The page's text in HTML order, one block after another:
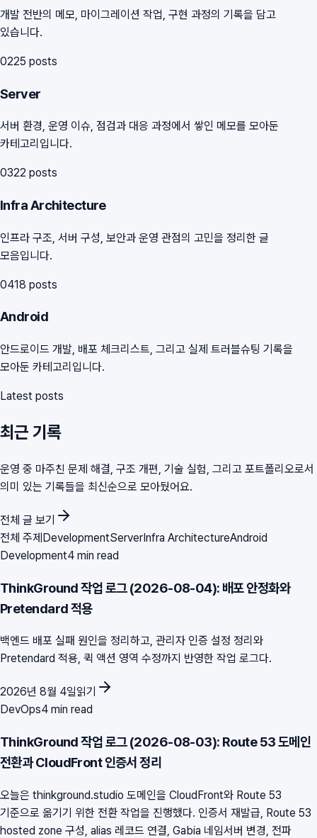
개발 전반의 메모, 마이그레이션 작업, 구현 과정의 기록을 담고
있습니다.
0225 posts
Server
서버 환경, 운영 이슈, 점검과 대응 과정에서 쌓인 메모를 모아둔
카테고리입니다.
0322 posts
Infra Architecture
인프라 구조, 서버 구성, 보안과 운영 관점의 고민을 정리한 글
모음입니다.
0418 posts
Android
안드로이드 개발, 배포 체크리스트, 그리고 실제 트러블슈팅 기록을
모아둔 카테고리입니다.
Latest posts
최근 기록
운영 중 마주친 문제 해결, 구조 개편, 기술 실험, 그리고 포트폴리오로서
의미 있는 기록들을 최신순으로 모아뒀어요.
전체 글 보기
전체 주제DevelopmentServerInfra ArchitectureAndroid
Development4 min read
ThinkGround 작업 로그 (2026-08-04): 배포 안정화와
Pretendard 적용
백엔드 배포 실패 원인을 정리하고, 관리자 인증 설정 정리와
Pretendard 적용, 퀵 액션 영역 수정까지 반영한 작업 로그다.
2026년 8월 4일읽기
DevOps4 min read
ThinkGround 작업 로그 (2026-08-03): Route 53 도메인
전환과 CloudFront 인증서 정리
오늘은 thinkground.studio 도메인을 CloudFront와 Route 53
기준으로 옮기기 위한 전환 작업을 진행했다. 인증서 재발급, Route 53
hosted zone 구성, alias 레코드 연결, Gabia 네임서버 변경, 전파